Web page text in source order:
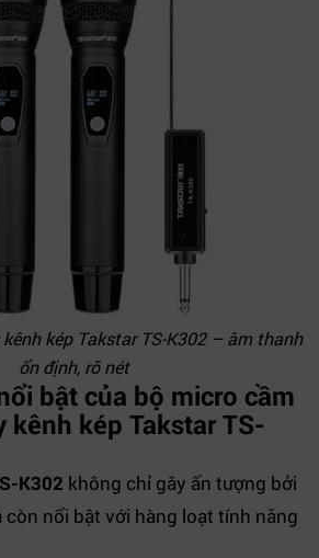
kép Takstar TS-K302 – âm thanh
ổn định, rõ nét
bật của bộ micro cầm
kênh kép Takstar TS-
K302 không chỉ gây ấn tượng bởi
còn nổi bật với hàng loạt tính năng